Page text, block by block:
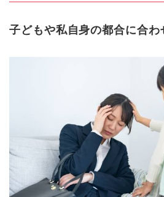
子どもや私自身の都合に合